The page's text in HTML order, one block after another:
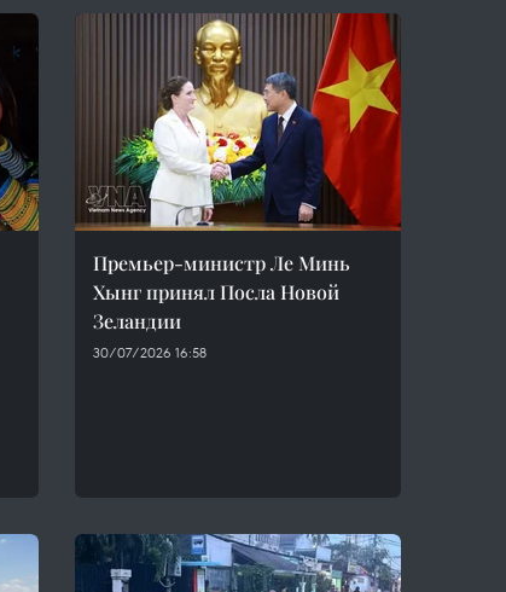
Премьер-министр Ле Минь
Хынг принял Посла Новой
Зеландии
30/07/2026 16:58